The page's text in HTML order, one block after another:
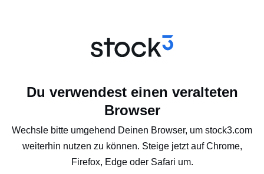
Du verwendest einen veralteten
Browser
Wechsle bitte umgehend Deinen Browser, um stock3.com
weiterhin nutzen zu können. Steige jetzt auf Chrome,
Firefox, Edge oder Safari um.